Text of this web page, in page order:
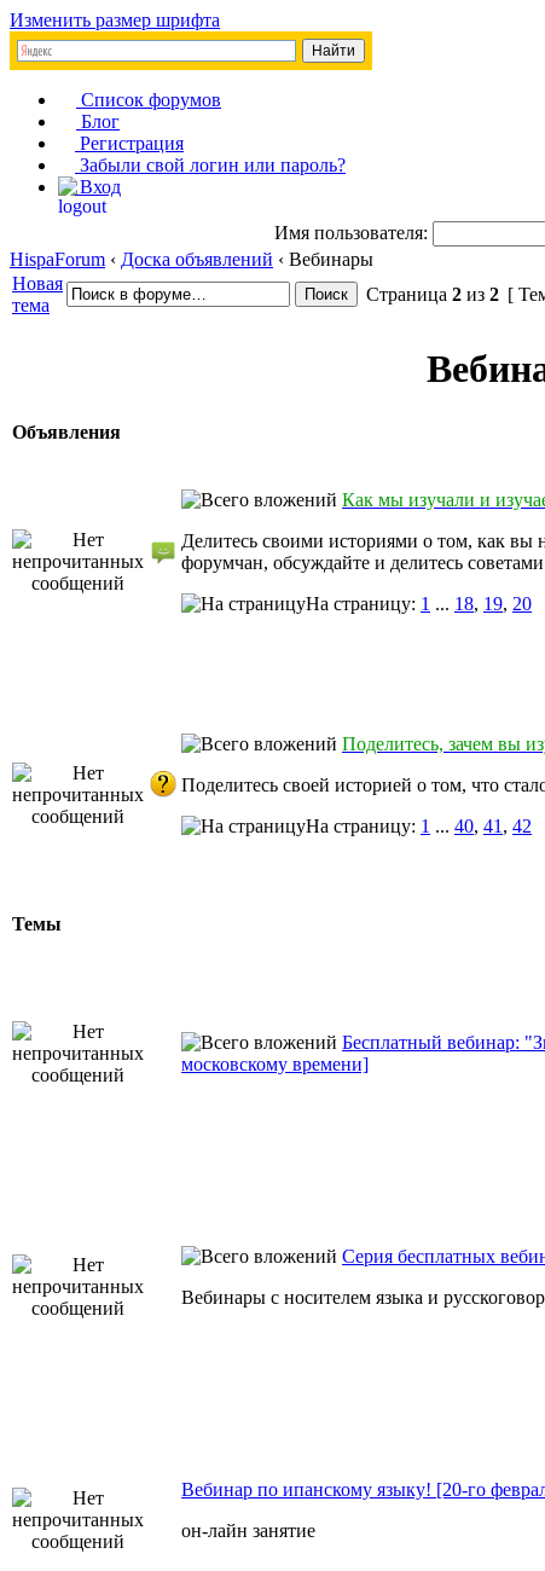
Изменить размер шрифта
Список форумов
Блог
Регистрация
Забыли свой логин или пароль?
Вход
Имя пользователя:
HispaForum ‹ Доска объявлений ‹ Вебинары
Новая
тема
Страница 2 из 2 [
Объявления
Как мы изучали и
Делитесь своими историями о том, как вы
форумчан, обсуждайте и делитесь
На страницу: 1 ... 18, 19, 20
Поделитесь, зачем вы
Поделитесь своей историей о том, что
На страницу: 1 ... 40, 41 , 42
Темы
Бесплатный вебинар:
московскому времени]
Серия бесплатных
Вебинары с носителем языка и
Вебинар по ипанскому языку! [20-го
он-лайн занятие